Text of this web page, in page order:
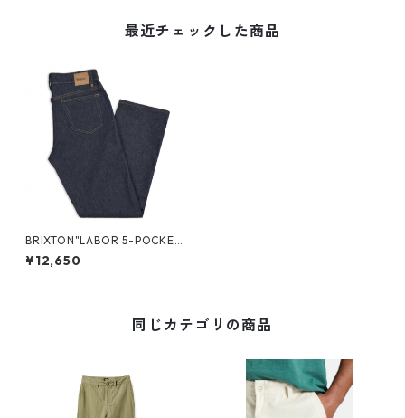
最近チェックした商品
BRIXTON"LABOR 5-POCKET
DENIM PANT" デニム
¥12,650
同じカテゴリの商品